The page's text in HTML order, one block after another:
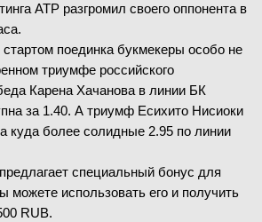
АТР разгромил своего оппонента в
поединка букмекеры особо не
триумфе российского
Карена Хачанова в линии БК
за 1.40. А триумф Есихито Нисиоки
куда более солидные 2.95 по линии
предлагает специальный бонус для
можете использовать его и получить
RUB.